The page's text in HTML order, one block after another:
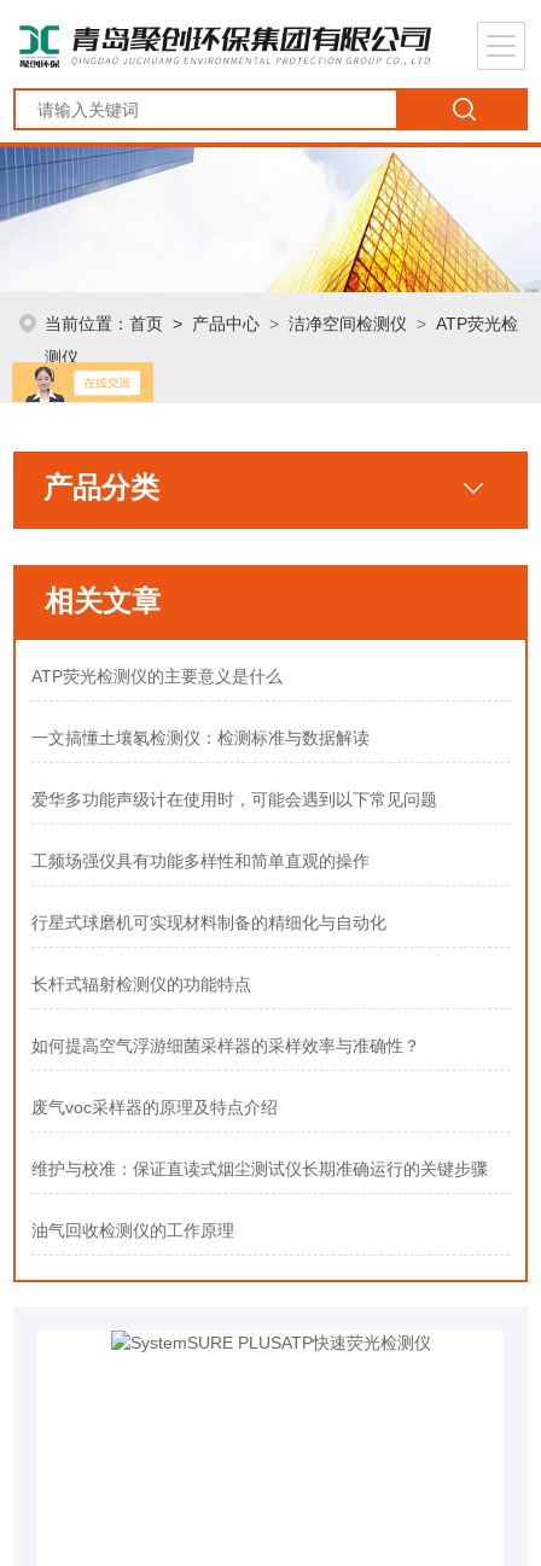
当前位置：首页 > 产品中心 >洁净空间检测仪 >ATP荧光检
测仪
产品分类
相关文章
ATP荧光检测仪的主要意义是什么
一文搞懂土壤氡检测仪：检测标准与数据解读
爱华多功能声级计在使用时，可能会遇到以下常见问题
工频场强仪具有功能多样性和简单直观的操作
行星式球磨机可实现材料制备的精细化与自动化
长杆式辐射检测仪的功能特点
如何提高空气浮游细菌采样器的采样效率与准确性？
废气voc采样器的原理及特点介绍
维护与校准：保证直读式烟尘测试仪长期准确运行的关键步骤
油气回收检测仪的工作原理